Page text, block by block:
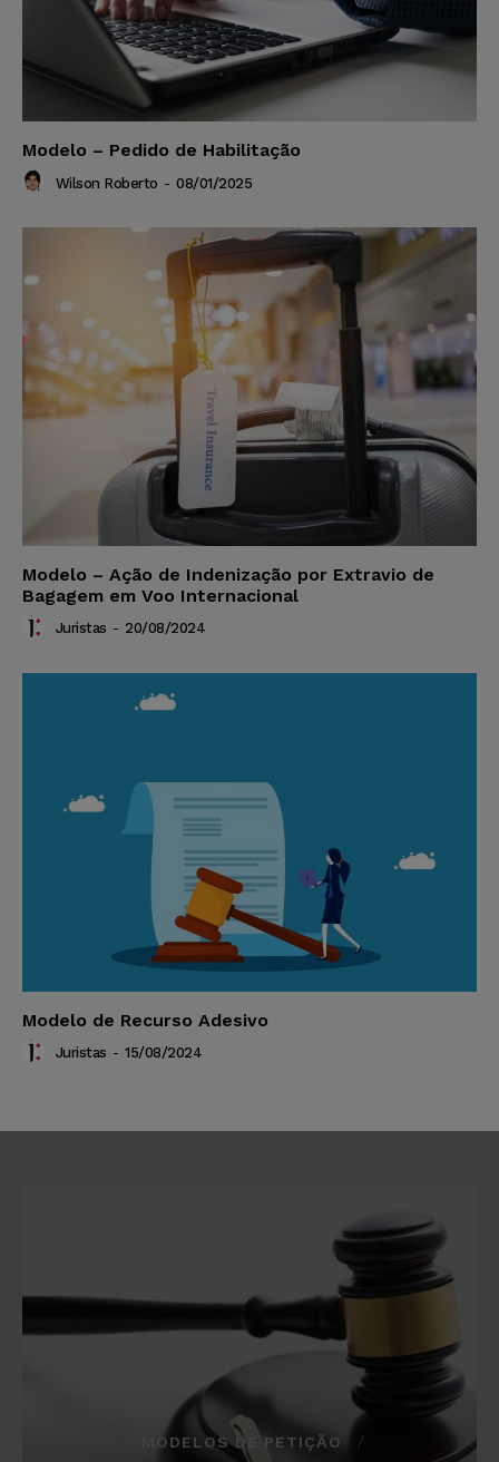
Modelo – Pedido de Habilitação
Wilson Roberto - 08/01/2025
Modelo – Ação de Indenização por Extravio de
Bagagem em Voo Internacional
Juristas - 20/08/2024
Modelo de Recurso Adesivo
Juristas - 15/08/2024